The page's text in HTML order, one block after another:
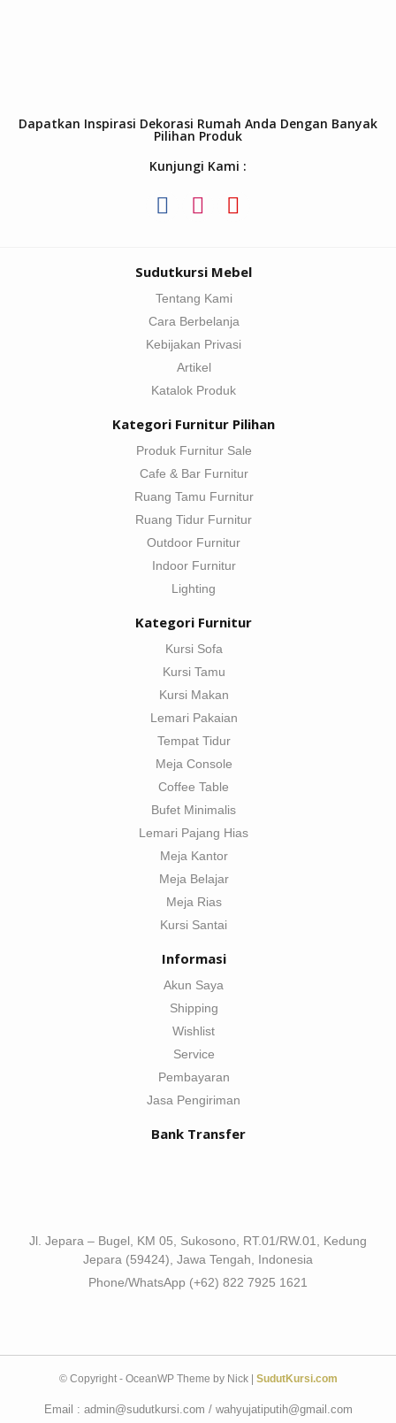
Dapatkan Inspirasi Dekorasi Rumah Anda Dengan Banyak
Pilihan Produk
Kunjungi Kami :
Sudutkursi Mebel
Tentang Kami
Cara Berbelanja
Kebijakan Privasi
Artikel
Katalok Produk
Kategori Furnitur Pilihan
Produk Furnitur Sale
Cafe & Bar Furnitur
Ruang Tamu Furnitur
Ruang Tidur Furnitur
Outdoor Furnitur
Indoor Furnitur
Lighting
Kategori Furnitur
Kursi Sofa
Kursi Tamu
Kursi Makan
Lemari Pakaian
Tempat Tidur
Meja Console
Coffee Table
Bufet Minimalis
Lemari Pajang Hias
Meja Kantor
Meja Belajar
Meja Rias
Kursi Santai
Informasi
Akun Saya
Shipping
Wishlist
Service
Pembayaran
Jasa Pengiriman
Bank Transfer
Jl. Jepara – Bugel, KM 05, Sukosono, RT.01/RW.01, Kedung
Jepara (59424), Jawa Tengah, Indonesia
Phone/WhatsApp (+62) 822 7925 1621
© Copyright - OceanWP Theme by Nick | SudutKursi.com
Email : admin@sudutkursi.com / wahyujatiputih@gmail.com